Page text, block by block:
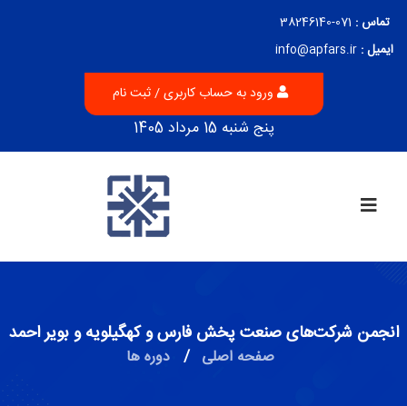
تماس : 071-38246140
ایمیل : info@apfars.ir
ورود به حساب کاربری / ثبت نام
پنج شنبه 15 مرداد 1405
انجمن شرکت‌های صنعت پخش فارس و کهگیلویه و بویر احمد
صفحه اصلی / دوره ها